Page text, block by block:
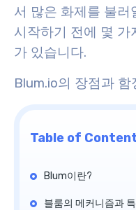
서 많은 화제를 불러
시작하기 전에 몇 가
가 있습니다.
Blum.io의 장점과
Table of
Blum이란?
블룸의 메커니즘과